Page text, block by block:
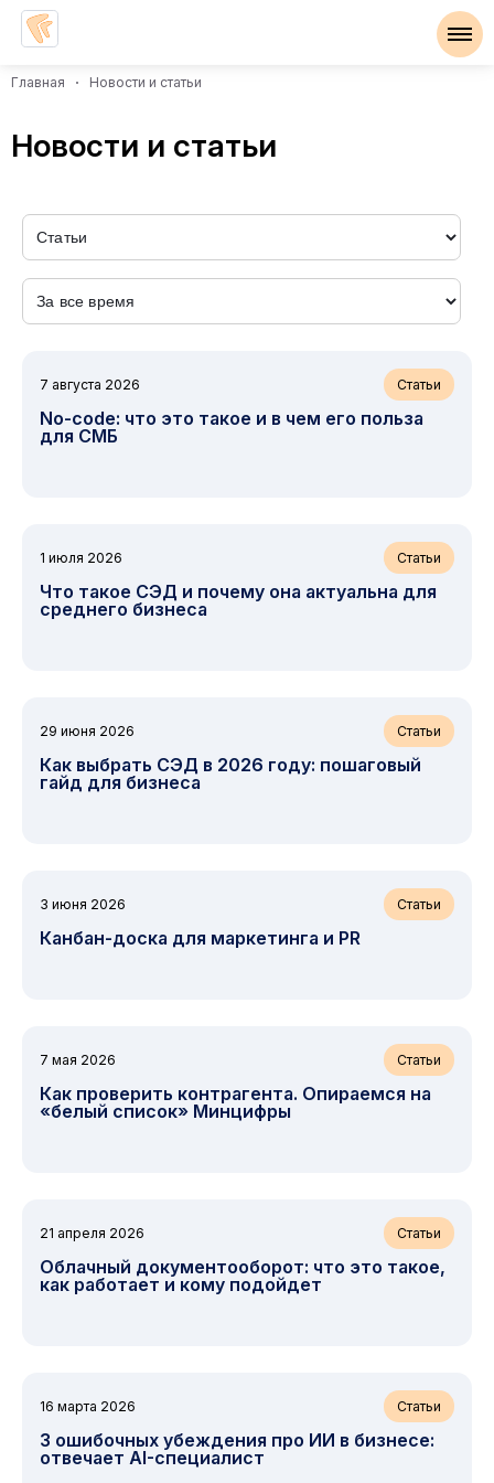
Главная Новости и статьи
Новости и статьи
7 августа 2026 Статьи
No-code: что это такое и в чем его польза
для СМБ
1 июля 2026 Статьи
Что такое СЭД и почему она актуальна для
среднего бизнеса
29 июня 2026 Статьи
Как выбрать СЭД в 2026 году: пошаговый
гайд для бизнеса
3 июня 2026 Статьи
Канбан-доска для маркетинга и PR
7 мая 2026 Статьи
Как проверить контрагента. Опираемся на
«белый список» Минцифры
21 апреля 2026 Статьи
Облачный документооборот: что это такое,
как работает и кому подойдет
16 марта 2026 Статьи
3 ошибочных убеждения про ИИ в бизнесе:
отвечает AI-специалист